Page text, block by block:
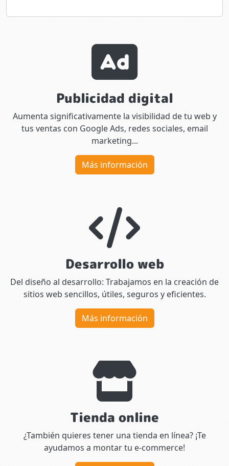
Publicidad digital
Aumenta significativamente la visibilidad de tu web y
tus ventas con Google Ads, redes sociales, email
marketing...
Más información
Desarrollo web
Del diseño al desarrollo: Trabajamos en la creación de
sitios web sencillos, útiles, seguros y eficientes.
Más información
Tienda online
¿También quieres tener una tienda en línea? ¡Te
ayudamos a montar tu e-commerce!